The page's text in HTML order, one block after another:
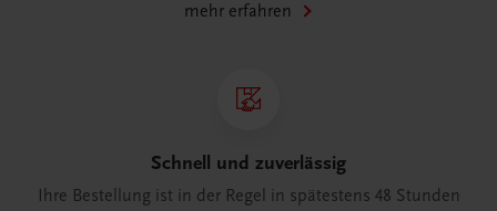
mehr erfahren
Schnell und zuverlässig
Ihre Bestellung ist in der Regel in spätestens 48 Stunden